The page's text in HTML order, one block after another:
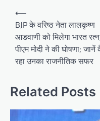
Post
navigation
⟵
BJP के वरिष्ठ नेता लालकृष्ण
आडवाणी को मिलेगा भारत
पीएम मोदी ने की घोषणा;
रहा उनका राजनीतिक सफर
Related Posts